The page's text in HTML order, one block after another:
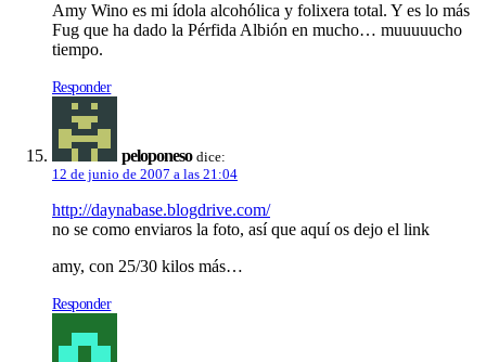
Amy Wino es mi í­dola alcohólica y folixera total. Y es lo más
Fug que ha dado la Pérfida Albión en mucho… muuuuucho
tiempo.
Responder
peloponeso dice:
12 de junio de 2007 a las 21:04
http://daynabase.blogdrive.com/
no se como enviaros la foto, así­ que aquí­ os dejo el link
amy, con 25/30 kilos más…
Responder